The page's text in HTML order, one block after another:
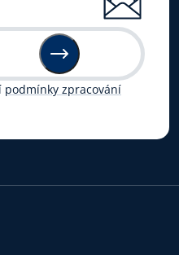
podmínky zpracování